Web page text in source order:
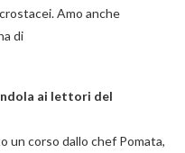
Amo anche
di
ai lettori del
un corso dallo chef Pomata,